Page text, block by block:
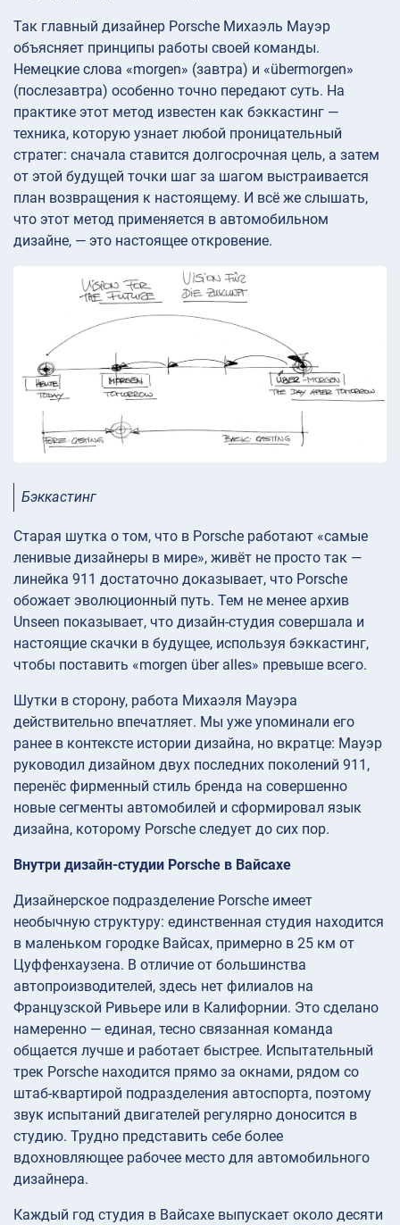
Так главный дизайнер Porsche Михаэль Мауэр
объясняет принципы работы своей команды.
Немецкие слова «morgen» (завтра) и «übermorgen»
(послезавтра) особенно точно передают суть. На
практике этот метод известен как бэккастинг —
техника, которую узнает любой проницательный
стратег: сначала ставится долгосрочная цель, а затем
от этой будущей точки шаг за шагом выстраивается
план возвращения к настоящему. И всё же слышать,
что этот метод применяется в автомобильном
дизайне, — это настоящее откровение.
Бэккастинг
Старая шутка о том, что в Porsche работают «самые
ленивые дизайнеры в мире», живёт не просто так —
линейка 911 достаточно доказывает, что Porsche
обожает эволюционный путь. Тем не менее архив
Unseen показывает, что дизайн-студия совершала и
настоящие скачки в будущее, используя бэккастинг,
чтобы поставить «morgen über alles» превыше всего.
Шутки в сторону, работа Михаэля Мауэра
действительно впечатляет. Мы уже упоминали его
ранее в контексте истории дизайна, но вкратце: Мауэр
руководил дизайном двух последних поколений 911,
перенёс фирменный стиль бренда на совершенно
новые сегменты автомобилей и сформировал язык
дизайна, которому Porsche следует до сих пор.
Внутри дизайн-студии Porsche в Вайсахе
Дизайнерское подразделение Porsche имеет
необычную структуру: единственная студия находится
в маленьком городке Вайсах, примерно в 25 км от
Цуффенхаузена. В отличие от большинства
автопроизводителей, здесь нет филиалов на
Французской Ривьере или в Калифорнии. Это сделано
намеренно — единая, тесно связанная команда
общается лучше и работает быстрее. Испытательный
трек Porsche находится прямо за окнами, рядом со
штаб-квартирой подразделения автоспорта, поэтому
звук испытаний двигателей регулярно доносится в
студию. Трудно представить себе более
вдохновляющее рабочее место для автомобильного
дизайнера.
Каждый год студия в Вайсахе выпускает около десяти